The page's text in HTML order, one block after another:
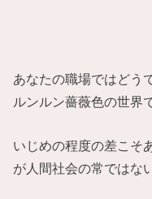
あなたの職場ではど
ルンルン薔薇色の世界
いじめの程度の差こそ
が人間社会の常ではな